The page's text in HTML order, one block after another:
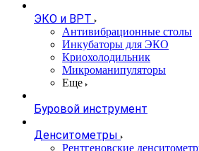
ЭКО и ВРТ
Антивибрационные столы
Инкубаторы для ЭКО
Криохолодильник
Микроманипуляторы
Еще
Буровой инструмент
Денситометры
Рентгеновские